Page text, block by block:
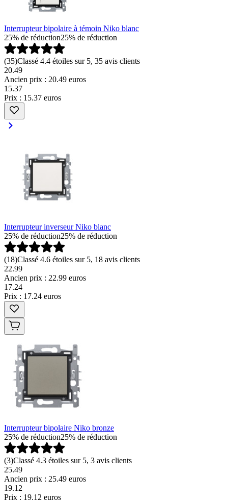
Interrupteur bipolaire à témoin Niko blanc
25% de réduction25% de réduction
(35)Classé 4.4 étoiles sur 5, 35 avis clients
20.49
Ancien prix : 20.49 euros
15.37
Prix : 15.37 euros
Interrupteur inverseur Niko blanc
25% de réduction25% de réduction
(18)Classé 4.6 étoiles sur 5, 18 avis clients
22.99
Ancien prix : 22.99 euros
17.24
Prix : 17.24 euros
Interrupteur bipolaire Niko bronze
25% de réduction25% de réduction
(3)Classé 4.3 étoiles sur 5, 3 avis clients
25.49
Ancien prix : 25.49 euros
19.12
Prix : 19.12 euros